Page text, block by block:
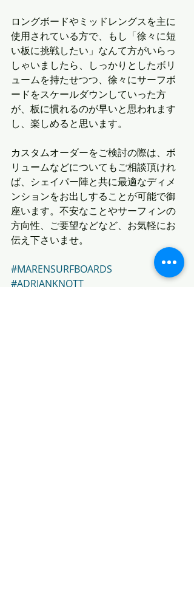
ロングボードやミッドレングスを主に
使用されている方で、もし「徐々に短
い板に挑戦したい」なんて方がいらっ
しゃいましたら、しっかりとしたボリ
ュームを持たせつつ、徐々にサーフボ
ードをスケールダウンしていった方
が、板に慣れるのが早いと思われます
し、楽しめると思います。
カスタムオーダーをご検討の際は、ボ
リュームなどについてもご相談頂けれ
ば、シェイパー陣と共に最適なディメ
ンションをお出しすることが可能で御
座います。不安なことやサーフィンの
方向性、ご要望などなど、お気軽にお
伝え下さいませ。
#MARENSURFBOARDS
#ADRIANKNOTT